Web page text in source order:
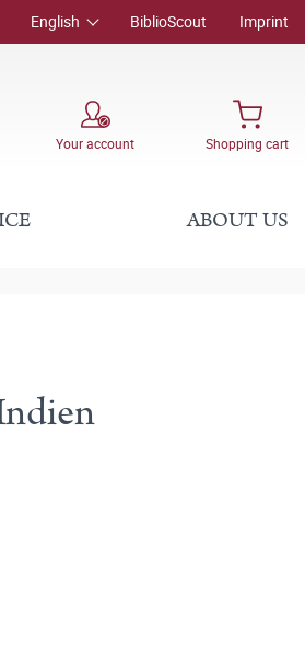
English BiblioScout Imprint
Your account Shopping cart
ABOUT US